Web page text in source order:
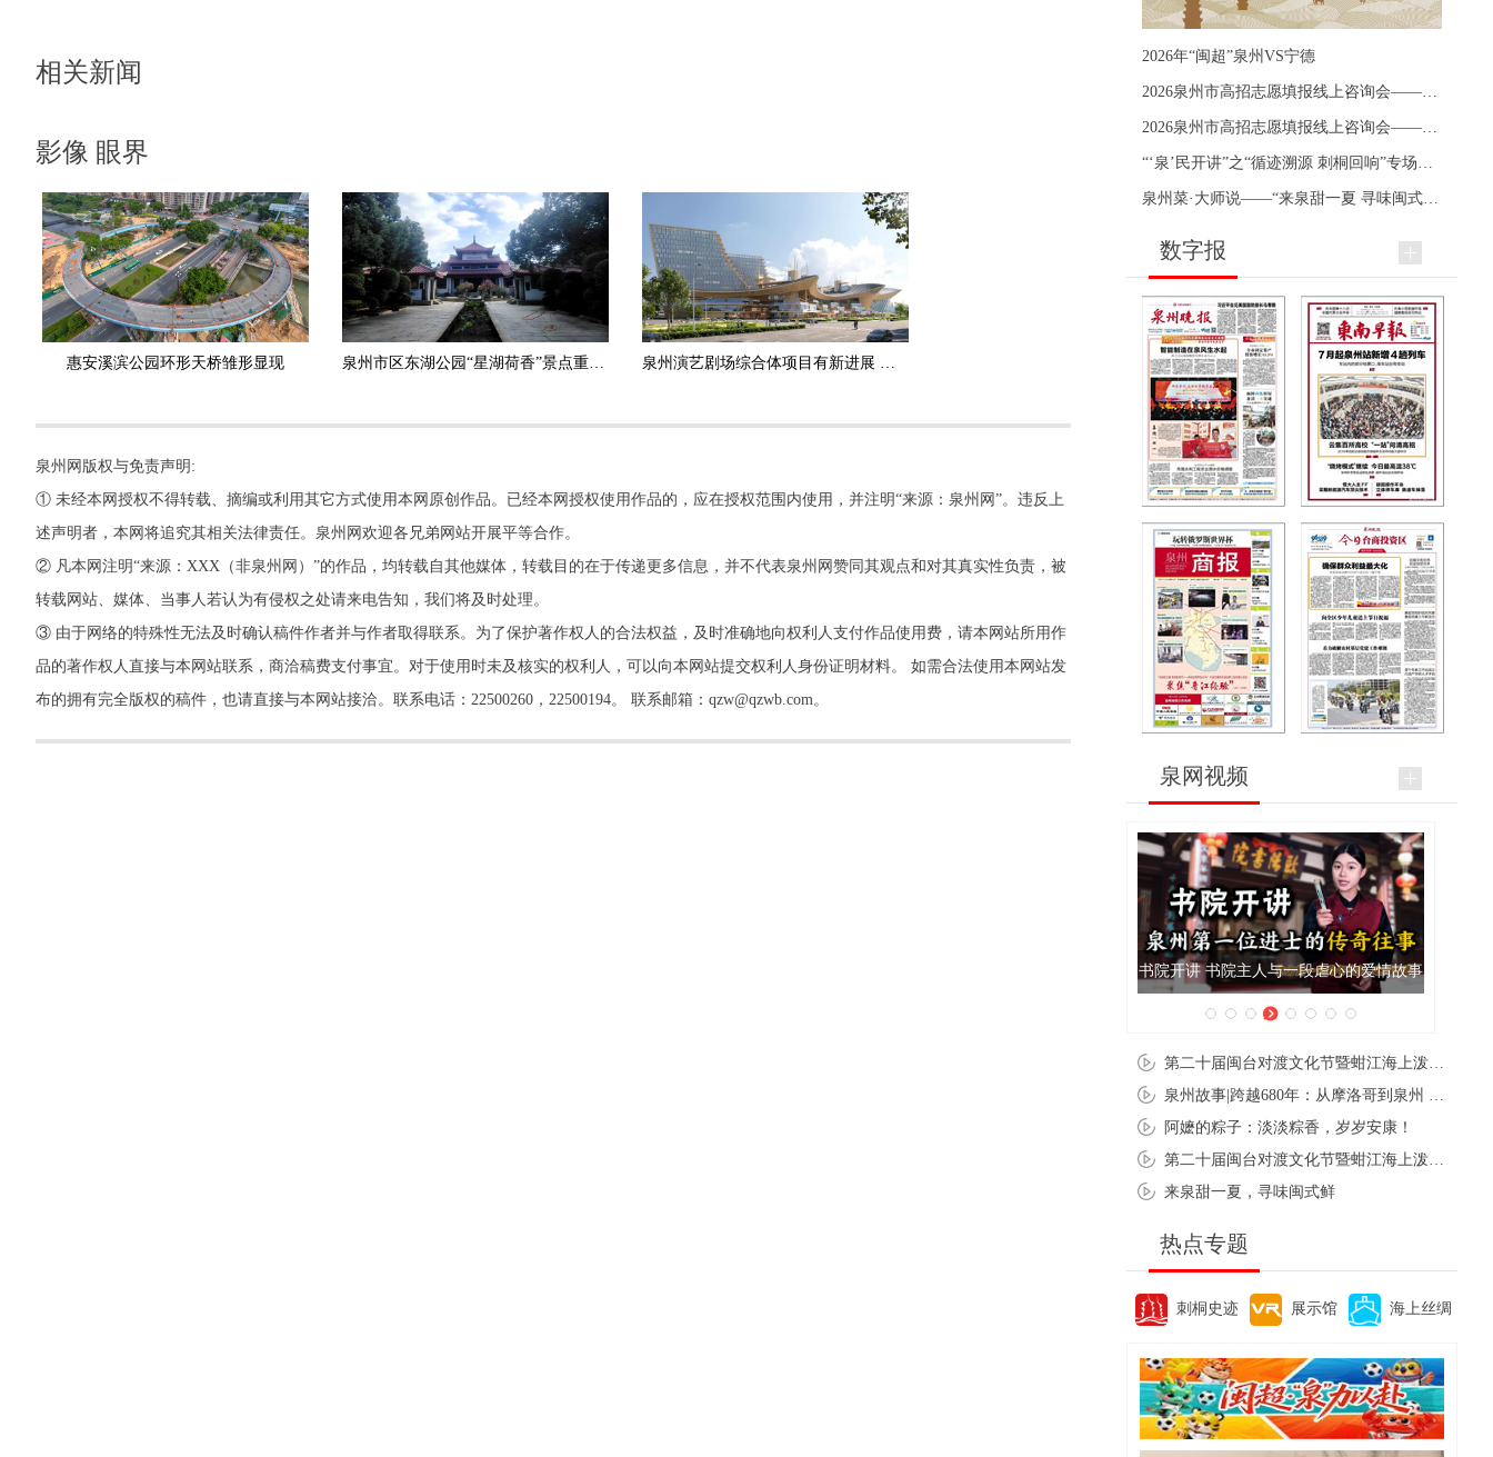
相关新闻
影像 眼界
惠安溪滨公园环形天桥雏形显现
泉州网版权与免责声明:
① 未经本网授权不得转载、摘编或利用其它方式使用本网原创作品。已经本网授权使用作品的，应在授权范围内使用，并注明“来源：泉州网”。违反上
述声明者，本网将追究其相关法律责任。泉州网欢迎各兄弟网站开展平等合作。
② 凡本网注明“来源：XXX（非泉州网）”的作品，均转载自其他媒体，转载目的在于传递更多信息，并不代表泉州网赞同其观点和对其真实性负责，被
转载网站、媒体、当事人若认为有侵权之处请来电告知，我们将及时处理。
③ 由于网络的特殊性无法及时确认稿件作者并与作者取得联系。为了保护著作权人的合法权益，及时准确地向权利人支付作品使用费，请本网站所用作
品的著作权人直接与本网站联系，商洽稿费支付事宜。对于使用时未及核实的权利人，可以向本网站提交权利人身份证明材料。 如需合法使用本网站发
布的拥有完全版权的稿件，也请直接与本网站接洽。联系电话：22500260，22500194。 联系邮箱：qzw@qzwb.com。
2026年“闽超”泉州VS宁德
数字报
泉网视频
书院开讲 书院主人与一段虐心的爱情故事 泉州肉粽亮相央视《新闻联播》
阿嬷的粽子：淡淡粽香，岁岁安康！
来泉甜一夏，寻味闽式鲜
热点专题
刺桐史迹 展示馆 海上丝绸